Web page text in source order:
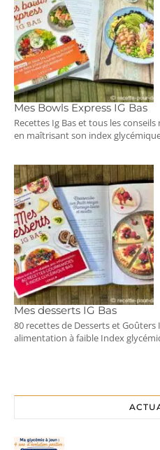
Mes Bowls Express IG Bas
Recettes Ig Bas et tous les
en maîtrisant son index
Mes desserts IG Bas
80 recettes de Desserts et
alimentation à faible Index